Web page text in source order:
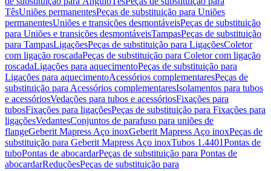
TêsUniões permanentesPeças de substituição para Uniões
permanentesUniões e transições desmontáveisPeças de substituição
para Uniões e transições desmontáveisTampasPeças de substituição
para TampasLigaçõesPeças de substituição para LigaçõesColetor
com ligação roscadaPeças de substituição para Coletor com ligação
roscadaLigações para aquecimentoPeças de substituição para
Ligações para aquecimentoAcessórios complementaresPeças de
substituição para Acessórios complementaresIsolamentos para tubos
e acessóriosVedações para tubos e acessóriosFixações para
tubosFixações para ligaçõesPeças de substituição para Fixações para
ligaçõesVedantesConjuntos de parafuso para uniões de
flangeGeberit Mapress Aço inoxGeberit Mapress Aço inoxPeças de
substituição para Geberit Mapress Aço inoxTubos 1.4401Pontas de
tuboPontas de abocardarPeças de substituição para Pontas de
abocardarReduçõesPeças de substituição para